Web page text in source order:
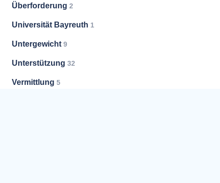
Überforderung 2
Universität Bayreuth 1
Untergewicht 9
Unterstützung 32
Vermittlung 5